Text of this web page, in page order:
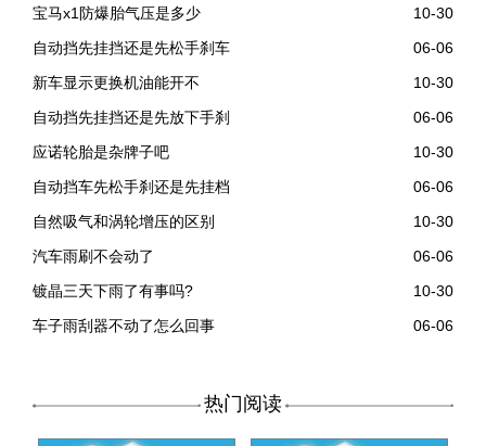
宝马x1防爆胎气压是多少
10-30
自动挡先挂挡还是先松手刹车
06-06
新车显示更换机油能开不
10-30
自动挡先挂挡还是先放下手刹
06-06
应诺轮胎是杂牌子吧
10-30
自动挡车先松手刹还是先挂档
06-06
自然吸气和涡轮增压的区别
10-30
汽车雨刷不会动了
06-06
镀晶三天下雨了有事吗?
10-30
车子雨刮器不动了怎么回事
06-06
热门阅读